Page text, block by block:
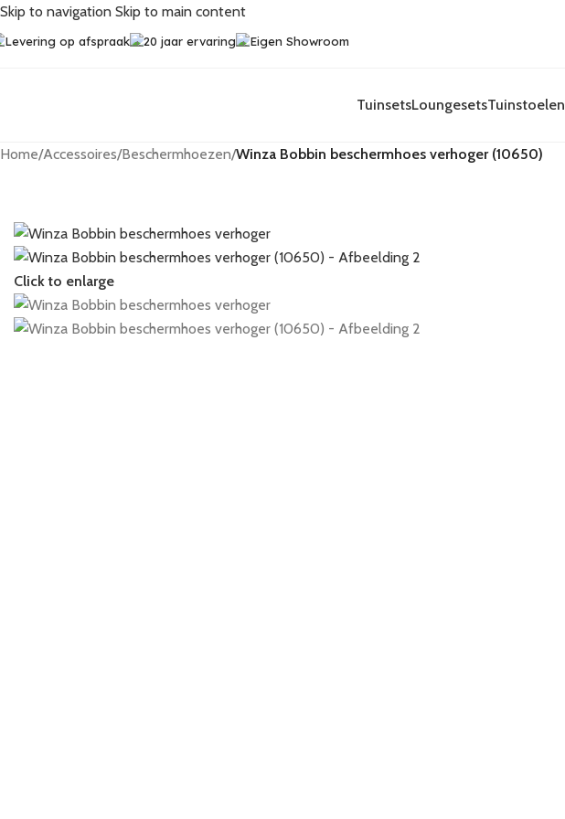
Skip to navigation Skip to main content
Levering op afspraak 20 jaar ervaring Eigen Showroom
TuinsetsLoungesetsTuinstoelen
Home/Accessoires/Beschermhoezen/Winza Bobbin beschermhoes verhoger (10650)
Click to enlarge